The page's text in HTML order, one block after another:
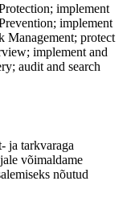
implement
implement
Management; protect
implement and
audit and search
ja tarkvaraga
võimaldame
nõutud